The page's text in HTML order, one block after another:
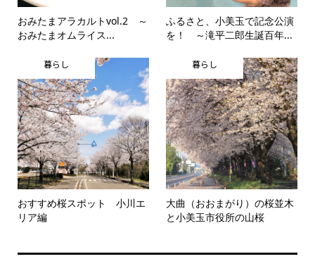
おみたまアラカルトvol.2 ～
おみたまオムライス...
ふるさと、小美玉で記念公演
を！ ～滝平二郎生誕百年...
暮らし
おすすめ桜スポット 小川エ
リア編
暮らし
大曲（おおまがり）の桜並木
と小美玉市役所の山桜